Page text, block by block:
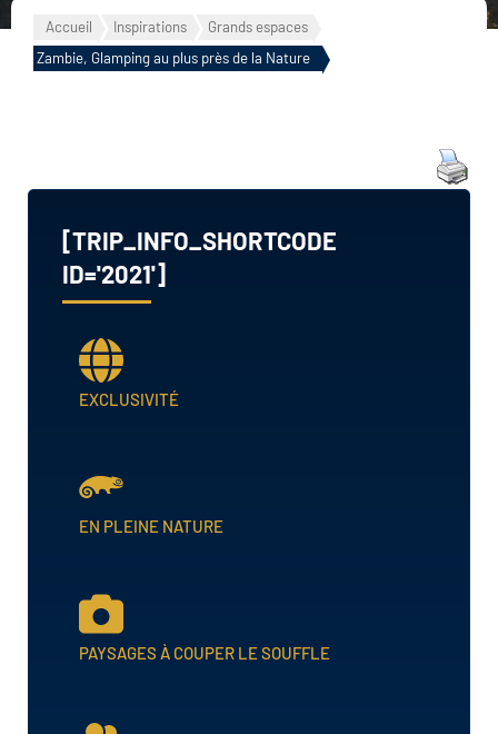
Accueil Inspirations
Grands espaces
Zambie, Glamping au plus près de la Nature
[TRIP_INFO_SHORTCODE
ID='2021']
EXCLUSIVITÉ
EN PLEINE NATURE
PAYSAGES À COUPER LE SOUFFLE